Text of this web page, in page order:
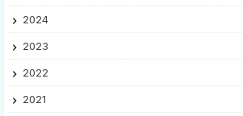
2024
2023
2022
2021